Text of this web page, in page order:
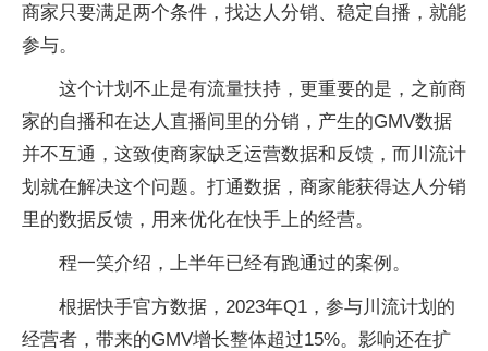
商家只要满足两个条件，找达人分销、稳定自播，就能
参与。
这个计划不止是有流量扶持，更重要的是，之前商
家的自播和在达人直播间里的分销，产生的GMV数据
并不互通，这致使商家缺乏运营数据和反馈，而川流计
划就在解决这个问题。打通数据，商家能获得达人分销
里的数据反馈，用来优化在快手上的经营。
程一笑介绍，上半年已经有跑通过的案例。
根据快手官方数据，2023年Q1，参与川流计划的
经营者，带来的GMV增长整体超过15%。影响还在扩